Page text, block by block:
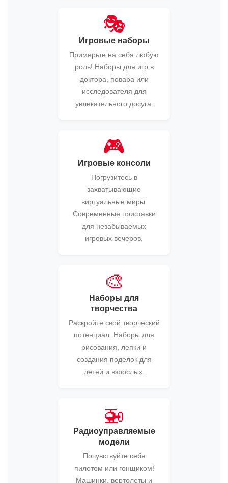
🎭
Игровые наборы
Примерьте на себя любую
роль! Наборы для игр в
доктора, повара или
исследователя для
увлекательного досуга.
🎮
Игровые консоли
Погрузитесь в
захватывающие
виртуальные миры.
Современные приставки
для незабываемых
игровых вечеров.
🎨
Наборы для
творчества
Раскройте свой творческий
потенциал. Наборы для
рисования, лепки и
создания поделок для
детей и взрослых.
🚁
Радиоуправляемые
модели
Почувствуйте себя
пилотом или гонщиком!
Машинки, вертолеты и